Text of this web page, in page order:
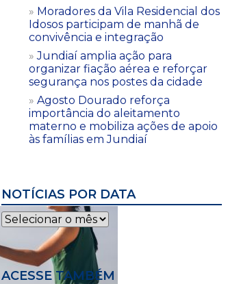
Moradores da Vila Residencial dos
Idosos participam de manhã de
convivência e integração
Jundiaí amplia ação para
organizar fiação aérea e reforçar
segurança nos postes da cidade
Agosto Dourado reforça
importância do aleitamento
materno e mobiliza ações de apoio
às famílias em Jundiaí
NOTÍCIAS POR DATA
Notícias
por
data
ACESSE TAMBÉM